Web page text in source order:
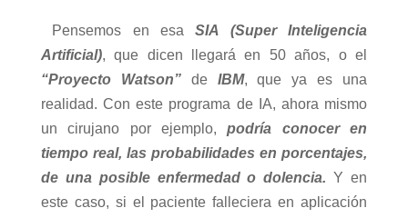
Pensemos en esa SIA (Super Inteligencia
Artificial), que dicen llegará en 50 años, o el
“Proyecto Watson”de IBM, que ya es una
realidad. Con este programa de IA, ahora mismo
un cirujano por ejemplo,podría conocer en
tiempo real, las probabilidades en porcentajes,
de una posible enfermedad o dolencia. Y en
este caso, si el paciente falleciera en aplicación